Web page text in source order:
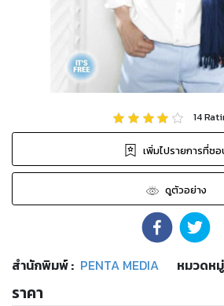
14
เพิ่มไปรายการที่ช
ดูตัวอย่าง
สำนักพิมพ์: PENTA MEDIA หมวดหมู่
ราคา